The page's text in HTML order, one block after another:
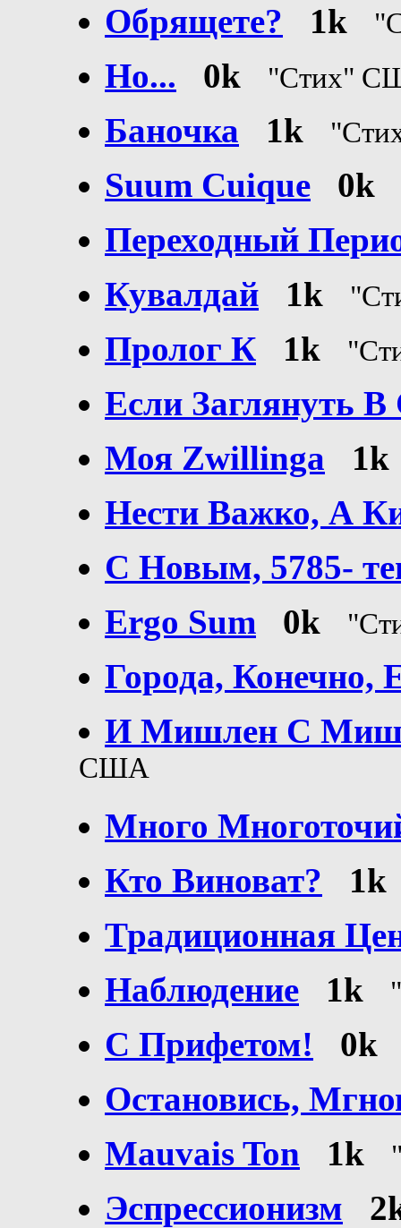
Обрящете?
1k
Но... 0k "Стих"
Баночка 1k
Suum Cuique
0k
Переходный
Кувалдай
1k
Пролог К 1k
Если Заглянуть В
Моя Zwillingа
1k
Нести Важко, А
C Новым, 5785-
Ergo Sum
0k
Города, Конечно,
И Мишлен С
США
Много
Кто Виноват?
1k
Традиционная
Наблюдение
1k
С Прифетом!
0k
Остановись,
Mauvais Ton
1k
Эспрессионизм